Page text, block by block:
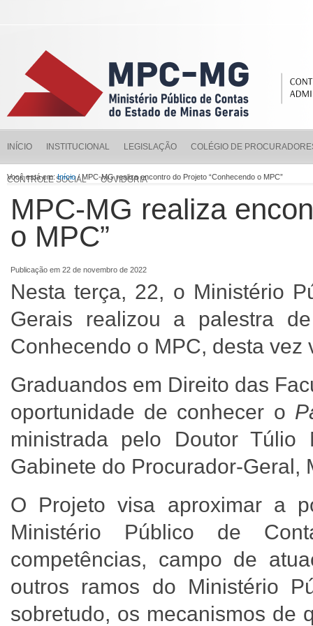
INÍCIO INSTITUCIONAL LEGISLAÇÃO COLÉGIO DE
CONTROLE SOCIAL OUVIDORIA
Você está em:Início/ MPC-MG realiza encontro do Projeto “Conhecendo o MPC”
MPC-MG realiza
o MPC”
Publicação em 22 de novembro de 2022
Nesta terça, 22, o Ministério
Gerais realizou a palestra
Conhecendo o MPC, desta vez
Graduandos em Direito das
oportunidade de conhecer o
ministrada pelo Doutor Túlio
Gabinete do Procurador-Geral,
O Projeto visa aproximar a
Ministério Público de
competências, campo de
outros ramos do Ministério
sobretudo, os mecanismos de